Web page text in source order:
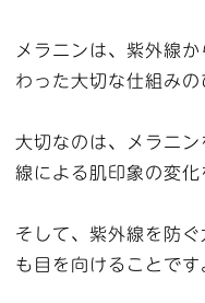
メラニンは、紫外線
わった大切な仕組みの
大切なのは、メラニ
線による肌印象の変化
そして、紫外線を防
も目を向けることです